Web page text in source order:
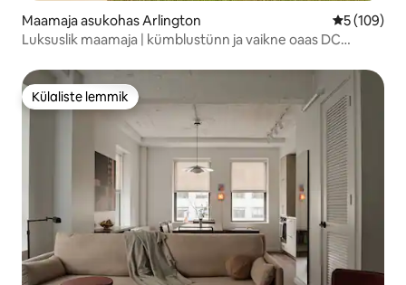
Maamaja asukohas Arlington Keskmine
5 (109)
Luksuslik maamaja | kümblustünn ja vaikne oaas DC
Külaliste lemmik
Külaliste lemmik